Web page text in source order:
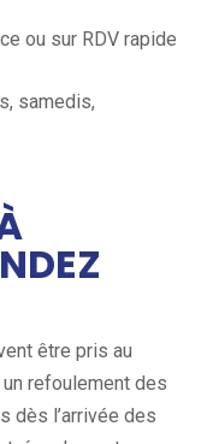
ou sur RDV rapide
samedis,
être pris au
refoulement des
dès l’arrivée des